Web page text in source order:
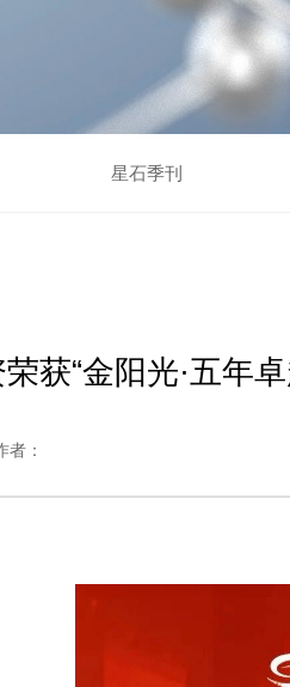
星石季刊
获“金阳光·五年
者：